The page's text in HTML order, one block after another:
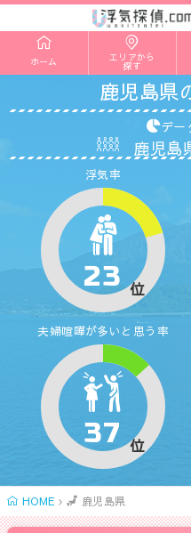
ホーム エリアから
探す
鹿児島県
浮気率
23 位
デー
鹿児島
夫婦喧嘩が多いと思う率
37 位
HOME 鹿児島県